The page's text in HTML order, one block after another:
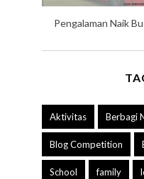
Pengalaman Naik
Aktivitas Berbagi
Blog Competition
School family